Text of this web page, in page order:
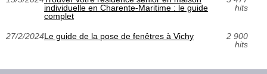
individuelle en Charente-Maritime : le guide
complet
hits
27/2/2024Le guide de la pose de fenêtres à Vichy
2 900
hits